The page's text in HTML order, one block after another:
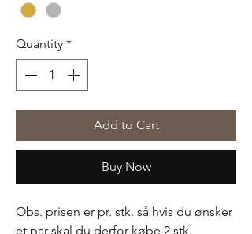
Quantity *
Add to Cart
Buy Now
Obs. prisen er pr. stk. så hvis du ønsker
et par skal du derfor købe 2 stk.